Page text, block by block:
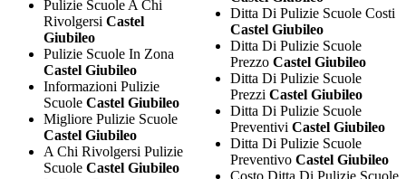
Pulizie Scuole A Chi
Rivolgersi Castel
Giubileo
Pulizie Scuole In Zona
Castel Giubileo
Informazioni Pulizie
Scuole Castel Giubileo
Migliore Pulizie Scuole
Castel Giubileo
A Chi Rivolgersi Pulizie
Scuole Castel Giubileo
Ditta Di Pulizie Scuole Costi
Castel Giubileo
Ditta Di Pulizie Scuole
Prezzo Castel Giubileo
Ditta Di Pulizie Scuole
Prezzi Castel Giubileo
Ditta Di Pulizie Scuole
Preventivi Castel Giubileo
Ditta Di Pulizie Scuole
Preventivo Castel Giubileo
Costo Ditta Di Pulizie Scuole